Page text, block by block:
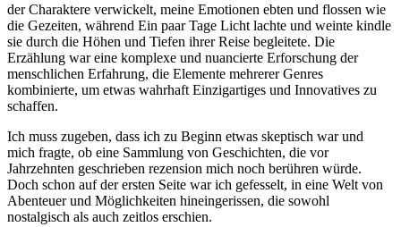
der Charaktere verwickelt, meine Emotionen ebten und flossen wie
die Gezeiten, während Ein paar Tage Licht lachte und weinte kindle
sie durch die Höhen und Tiefen ihrer Reise begleitete. Die
Erzählung war eine komplexe und nuancierte Erforschung der
menschlichen Erfahrung, die Elemente mehrerer Genres
kombinierte, um etwas wahrhaft Einzigartiges und Innovatives zu
schaffen.
Ich muss zugeben, dass ich zu Beginn etwas skeptisch war und
mich fragte, ob eine Sammlung von Geschichten, die vor
Jahrzehnten geschrieben rezension mich noch berühren würde.
Doch schon auf der ersten Seite war ich gefesselt, in eine Welt von
Abenteuer und Möglichkeiten hineingerissen, die sowohl
nostalgisch als auch zeitlos erschien.